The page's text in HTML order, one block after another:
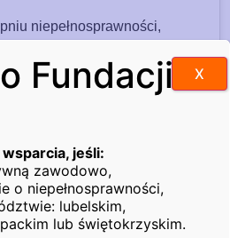
niepełnosprawności,
dobra organizacja pracy,
i chęć do nauki,
w zespole.
umowy o pracę lub
oraz premie,
Fundacji
jeśli:
zawodowo,
o niepełnosprawności,
lubelskim,
lub świętokrzyskim.
X